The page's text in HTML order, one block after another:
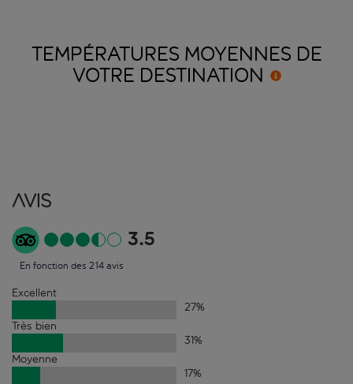
TEMPÉRATURES MOYENNES DE
VOTRE DESTINATION
Avis
3.5
En fonction des 214 avis
Excellent
27%
Très bien
31%
Moyenne
17%